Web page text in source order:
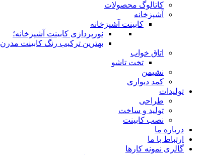
کاتالوگ محصولات
آشپزخانه
کابینت آشپزخانه
نورپردازی کابینت آشپزخانه؛
بهترین ترکیب رنگ کابینت
اتاق خواب
تخت تاشو
نشیمن
کمد دیواری
تولیدات
طراحی
تولید و ساخت
نصب کابینت
درباره ما
ارتباط با ما
گالری نمونه کارها